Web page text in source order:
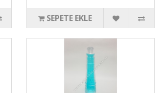
SEPETE EKLE